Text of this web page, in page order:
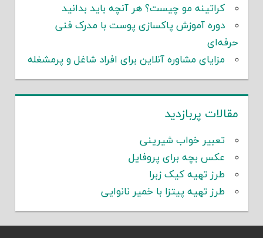
کراتینه مو چیست؟ هر آنچه باید بدانید
دوره آموزش پاکسازی پوست با مدرک فنی
حرفه‌ای
مزایای مشاوره آنلاین برای افراد شاغل و پرمشغله
مقالات پربازدید
تعبیر خواب شیرینی
عکس بچه برای پروفایل
طرز تهیه کیک زبرا
طرز تهیه پیتزا با خمیر نانوایی